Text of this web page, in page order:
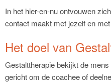
In het hier-en-nu ontvouwen
contact maakt met jezelf en
Het doel van
Gestalttherapie bekijkt de
gericht om de coachee of